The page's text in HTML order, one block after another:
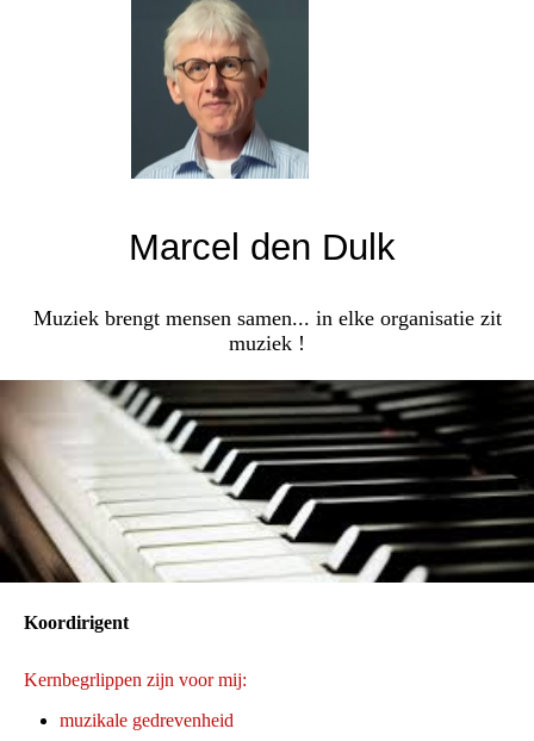
Marcel den Dulk
Muziek brengt mensen samen... in elke organisatie zit
muziek !
Koordirigent
Kernbegrlippen zijn voor mij:
muzikale gedrevenheid